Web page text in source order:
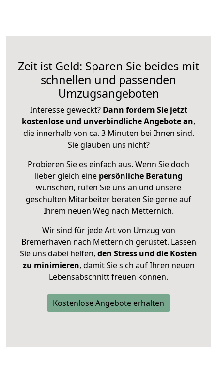
Zeit ist Geld: Sparen Sie beides mit
schnellen und passenden
Umzugsangeboten
Interesse geweckt? Dann fordern Sie jetzt
kostenlose und unverbindliche Angebote an,
die innerhalb von ca. 3 Minuten bei Ihnen sind.
Sie glauben uns nicht?
Probieren Sie es einfach aus. Wenn Sie doch
lieber gleich eine persönliche Beratung
wünschen, rufen Sie uns an und unsere
geschulten Mitarbeiter beraten Sie gerne auf
Ihrem neuen Weg nach Metternich.
Wir sind für jede Art von Umzug von
Bremerhaven nach Metternich gerüstet. Lassen
Sie uns dabei helfen, den Stress und die Kosten
zu minimieren, damit Sie sich auf Ihren neuen
Lebensabschnitt freuen können.
Kostenlose Angebote erhalten